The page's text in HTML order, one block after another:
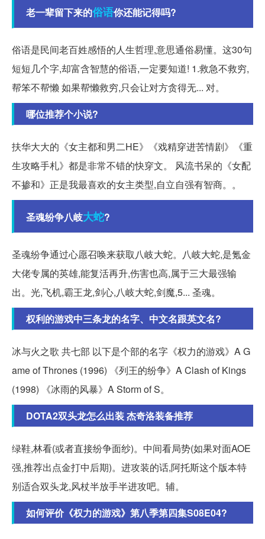
老一辈留下来的俗语你还能记得吗?
俗语是民间老百姓感悟的人生哲理,意思通俗易懂。这30句
短短几个字,却富含智慧的俗语,一定要知道! 1.救急不救穷,
帮笨不帮懒 如果帮懒救穷,只会让对方贪得无... 对。
哪位推荐个小说?
扶华大大的《女主都和男二HE》《戏精穿进苦情剧》《重
生攻略手札》都是非常不错的快穿文。 风流书呆的《女配
不掺和》正是我最喜欢的女主类型,自立自强有智商。。
圣魂纷争八岐大蛇?
圣魂纷争通过心愿召唤来获取八岐大蛇。八岐大蛇,是氪金
大佬专属的英雄,能复活再升,伤害也高,属于三大最强输
出。光,飞机,霸王龙,剑心,八岐大蛇,剑魔,5... 圣魂。
权利的游戏中三条龙的名字、中文名跟英文名?
冰与火之歌 共七部 以下是个部的名字《权力的游戏》A G
ame of Thrones (1996) 《列王的纷争》A Clash of Kings
(1998) 《冰雨的风暴》A Storm of S。
DOTA2双头龙怎么出装 杰奇洛装备推荐
绿鞋,林看(或者直接纷争面纱)。中间看局势(如果对面AOE
强,推荐出点金打中后期)。进攻装的话,阿托斯这个版本特
别适合双头龙,风杖半放手半进攻吧。辅。
如何评价《权力的游戏》第八季第四集S08E04?